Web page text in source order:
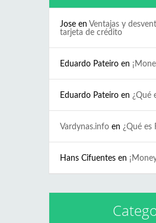
Jose en Ventajas y
tarjeta de crédito
Eduardo Pateiro en
Eduardo Pateiro en ¿Qué
Vardynas.info en ¿Qué es
Hans Cifuentes en